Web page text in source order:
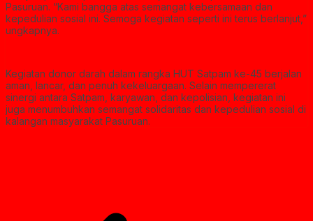
Pasuruan. “Kami bangga atas semangat kebersamaan dan
kepedulian sosial ini. Semoga kegiatan seperti ini terus berlanjut,”
ungkapnya.
Kegiatan donor darah dalam rangka HUT Satpam ke-45 berjalan
aman, lancar, dan penuh kekeluargaan. Selain mempererat
sinergi antara Satpam, karyawan, dan kepolisian, kegiatan ini
juga menumbuhkan semangat solidaritas dan kepedulian sosial di
kalangan masyarakat Pasuruan.